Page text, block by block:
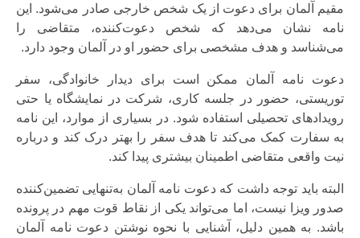
مقیم آلمان برای دعوت از یک شخص خارجی صادر می‌شود. این
نامه نشان می‌دهد که شخص دعوت‌کننده، متقاضی را
می‌شناسد و هدف مشخصی برای حضور او در آلمان وجود دارد.
دعوت نامه آلمان ممکن است برای دیدار خانوادگی، سفر
توریستی، حضور در جلسه کاری، شرکت در نمایشگاه یا حتی
رویدادهای تحصیلی استفاده شود. در بسیاری از موارد، این نامه
به سفارت کمک می‌کند تا هدف سفر را بهتر درک کند و درباره
نیت واقعی متقاضی اطمینان بیشتری پیدا کند.
البته باید توجه داشت که دعوت نامه آلمان به‌تنهایی تضمین‌کننده
صدور ویزا نیست، اما می‌تواند یکی از نقاط قوت مهم در پرونده
باشد. به همین دلیل، آشنایی با نحوه نوشتن دعوت نامه آلمان